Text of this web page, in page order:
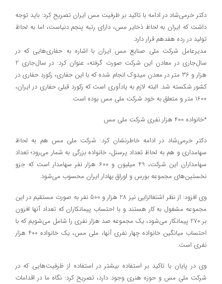
دکتر خرمی‌شاد در ادامه با تاکید بر ظرفیت مس ایران تصریح کرد: باید توجه
داشت که ایران به لحاظ ذخایر مس، دارای رتبه پنجم دنیاست، اما به لحاظ
تولید در رده هفدهم قرار دارد.
مدیرعامل شرکت ملی صنایع مس ایران با اشاره به حفاری‌هایی که در
سال‌جاری در معادن این شرکت صورت گرفته، عنوان کرد: در سال‌جاری 2
هزار و 36 متر در معدن میدوک انجام شده که با این حفاری، رکورد حفاری در
کشور شکسته شد. البته لازم به یادآوری است که رکورد قبلی حفاری در ایران،
1600 متر و متعلق به خود شرکت ملی مس بوده است.
*خانواده 400 هزار نفری شرکت ملی مس
دکتر خرمی‌شاد در ادامه خاطرنشان کرد: شرکت ملی مس هم به لحاظ
سهامداری و هم به لحاظ تعداد پرسنل، خانواده بزرگی به شمار می‌رود؛ تعداد
سهامداران این شرکت، 49 میلیون و 600 هزار نفر سهامدار است که جزو
نخستین‌های مجموعه بورس و اوراق بهادار ایران محسوب می‌شود.
وی افزود: از نظر اشتغالزایی نیز 28 هزار و 500 نفر به صورت مستقیم در این
مجموعه مشغول به کار هستند و با احتساب پیمانکاران که تعداد آنها افزون
بر 270 پیمانکار می‌شود، یک مجموعه صد هزار نفری را شامل می‌شویم که با
احتساب میانگین خانواده چهار نفری آنها، ملی مس، یک خانواده 400 هزار
نفری است.
وی در پایان با تاکید بر استفاده بیشتر در استفاده از ظرفیت‌هایی که در
شرکت ملی مس و حوزه هنری وجود دارد، تصریح کرد: نگاه ما در اقدامات